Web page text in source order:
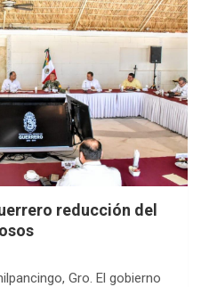
reducción del
Gro. El gobierno